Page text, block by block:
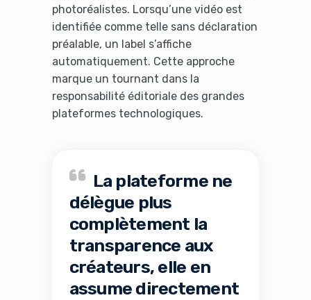
photoréalistes. Lorsqu’une vidéo est
identifiée comme telle sans déclaration
préalable, un label s’affiche
automatiquement. Cette approche
marque un tournant dans la
responsabilité éditoriale des grandes
plateformes technologiques.
La plateforme ne
délègue plus
complètement la
transparence aux
créateurs, elle en
assume directement